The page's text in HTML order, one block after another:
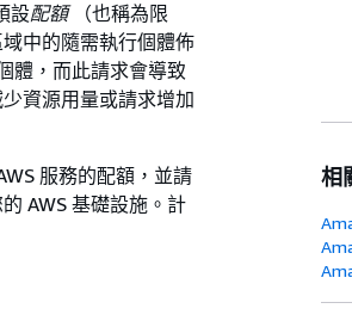
設配額（也稱為限
中的隨需執行個體佈
體，而此請求會導致
資源用量或請求增加
服務的配額，並請
AWS 基礎設施。計
相